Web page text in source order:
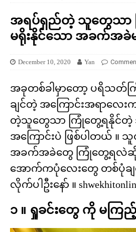
အရပ်ရှည်တဲ့ သူတွေသာ
မရိုးနိုင်သော အခက်အခဲမ
December 10, 2020 Yan
အခုတစ်ခါမှာတော့ ပရိသတ်ကြီ
ချင်တဲ့ အကြောင်းအရာလေ
တဲ့သူတွေသာ ကြုံတွေ့ရနိုင်
အကြောင်းပဲ ဖြစ်ပါတယ်
အခက်အခဲတွေ ကြုံတွေ့ရလဲ
အောက်ကပုံလေးတွေ တစ်ပုံခ
လိုက်ပါဦးနော် ။
၁ ။ ရှုခင်းတွေ ကို မကြည့်